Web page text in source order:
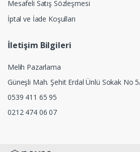
Mesafeli Satış Sözleşmesi
İptal ve İade Koşulları
İletişim Bilgileri
Melih Pazarlama
Güneşli Mah. Şehit Erdal Ünlü Sokak No
0539 411 65 95
0212 474 06 07